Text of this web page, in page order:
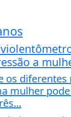
a
os diferentes
mulher